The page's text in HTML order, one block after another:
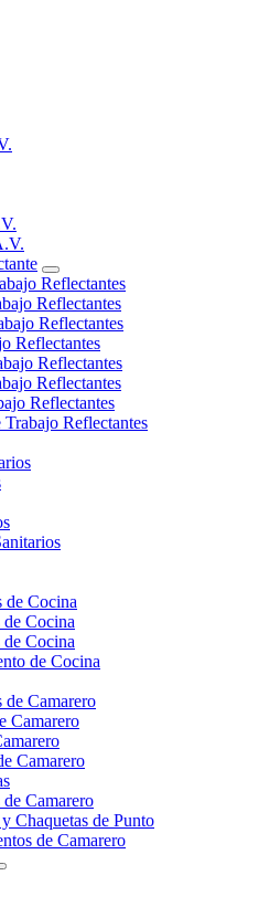
Reflectantes
Reflectantes
Reflectantes
Reflectantes
Reflectantes
Reflectantes
Reflectantes
Trabajo Reflectantes
de Cocina
de Cocina
de Cocina
de Cocina
de Camarero
Camarero
Camarero
Camarero
Chaquetas de Punto
de Camarero